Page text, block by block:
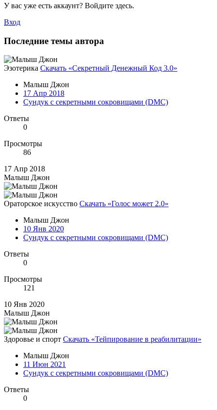
У вас уже есть аккаунт? Войдите здесь.
Вход
Последние темы автора
Эзотерика Скачать «Секретный Денежный Код 3.0»
Малыш Джон
17 Апр 2018
Сундук с секретными сокровищами (DMC)
Ответы
0
Просмотры
86
17 Апр 2018
Малыш Джон
Ораторское искусство Скачать «Голос может 2.0»
Малыш Джон
10 Янв 2020
Сундук с секретными сокровищами (DMC)
Ответы
0
Просмотры
121
10 Янв 2020
Малыш Джон
Здоровье и спорт Скачать «Тейпирование в реабилитации»
Малыш Джон
11 Июн 2021
Сундук с секретными сокровищами (DMC)
Ответы
0